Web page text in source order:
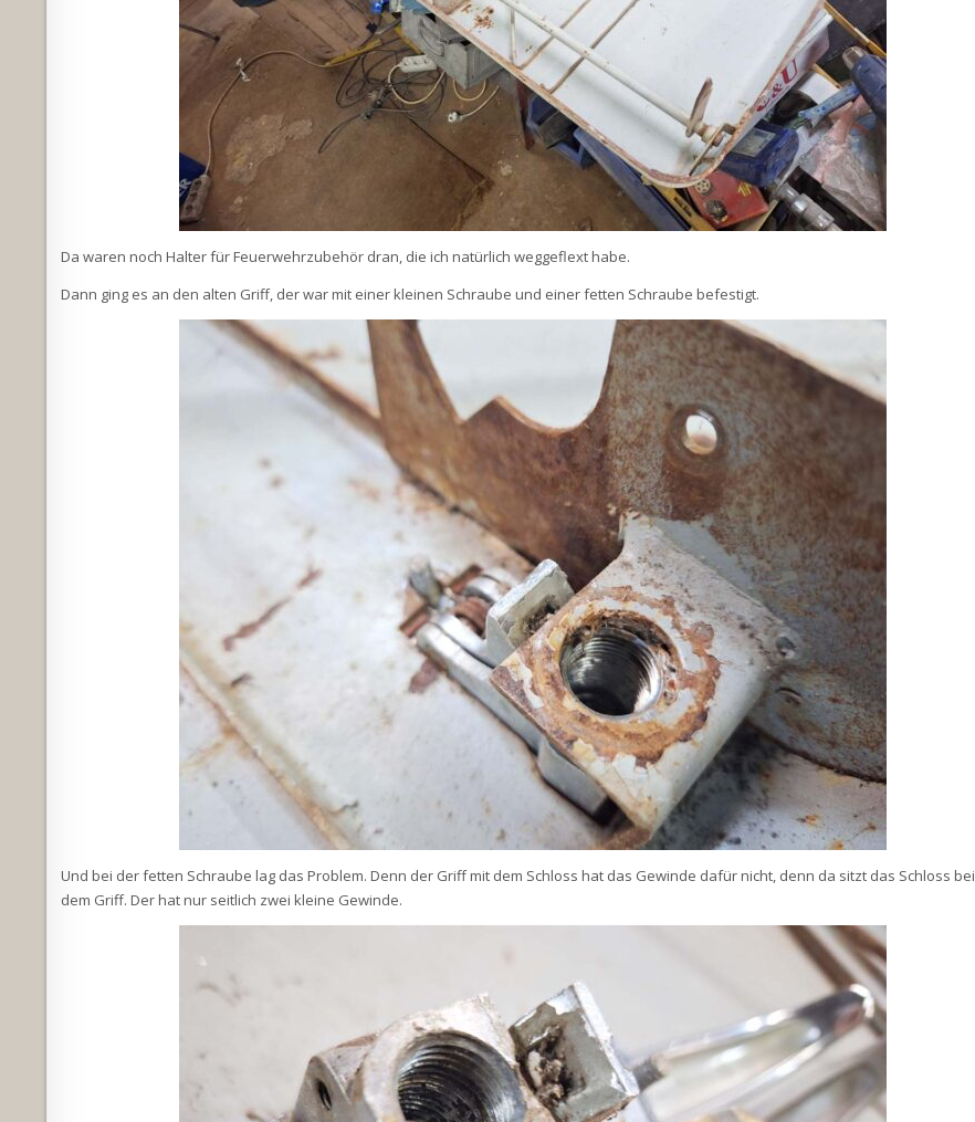
Da waren noch Halter für Feuerwehrzubehör dran, die ich natürlich weggeflext habe.
Dann ging es an den alten Griff, der war mit einer kleinen Schraube und einer fetten Schraube befestigt.
Und bei der fetten Schraube lag das Problem. Denn der Griff mit dem Schloss hat das Gewinde dafür nicht, denn da sitzt das Schloss bei
dem Griff. Der hat nur seitlich zwei kleine Gewinde.